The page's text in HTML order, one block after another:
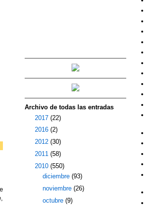
Archivo de todas las entradas
2017 (22)
2016 (2)
2012 (30)
2011 (58)
2010 (550)
diciembre (93)
noviembre (26)
octubre (9)